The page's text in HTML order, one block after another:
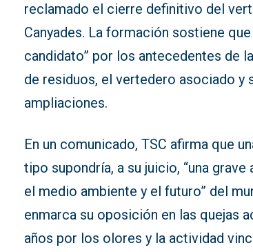
reclamado el cierre definitivo del
Canyades. La formación sostiene
candidato” por los antecedentes de
de residuos, el vertedero asociado y
ampliaciones.
En un comunicado, TSC afirma que
tipo supondría, a su juicio, “una grave
el medio ambiente y el futuro” del
enmarca su oposición en las quejas
años por los olores y la actividad